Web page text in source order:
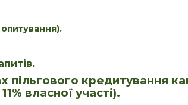
пільгового кредитування
власної участі).